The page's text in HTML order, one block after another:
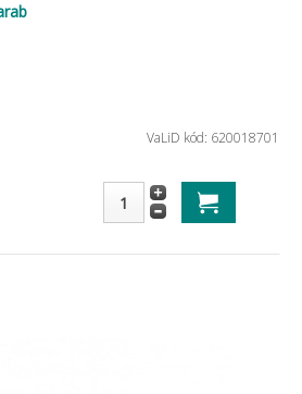
VaLiD kód: 620018701